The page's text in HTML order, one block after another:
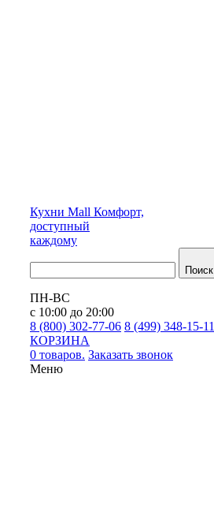
Кухни Mall Комфорт,
доступный
каждому
Поиск
ПН-ВС
с 10:00 до 20:00
8 (800) 302-77-06 8 (499) 348-15-11
КОРЗИНА
0 товаров. Заказать звонок
Меню